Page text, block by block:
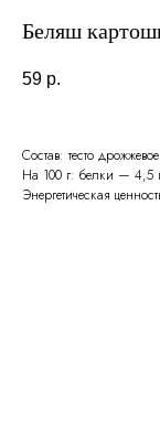
Беляш
59 р.
Состав: тесто
На 100 г: белки — 4,5
Энергетическая